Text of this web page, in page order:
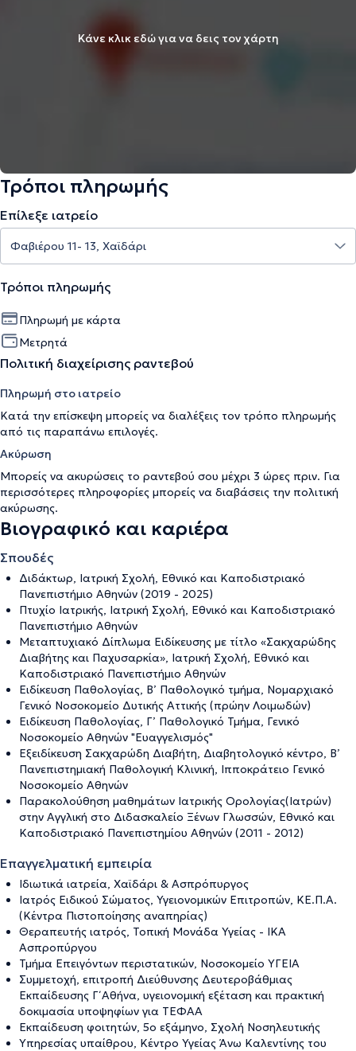
Κάνε κλικ εδώ για να δεις τον χάρτη
Τρόποι πληρωμής
Επίλεξε ιατρείο
Τρόποι πληρωμής
Πληρωμή με κάρτα
Μετρητά
Πολιτική διαχείρισης ραντεβού
Πληρωμή στο ιατρείο
Κατά την επίσκεψη μπορείς να διαλέξεις τον τρόπο πληρωμής
από τις παραπάνω επιλογές.
Ακύρωση
Μπορείς να ακυρώσεις το ραντεβού σου μέχρι 3 ώρες πριν. Για
περισσότερες πληροφορίες μπορείς να διαβάσεις την πολιτική
ακύρωσης.
Βιογραφικό και καριέρα
Σπουδές
Διδάκτωρ, Ιατρική Σχολή, Εθνικό και Καποδιστριακό
Πανεπιστήμιο Αθηνών (2019 - 2025)
Πτυχίο Ιατρικής, Ιατρική Σχολή, Εθνικό και Καποδιστριακό
Πανεπιστήμιο Αθηνών
Μεταπτυχιακό Δίπλωμα Ειδίκευσης με τίτλο «Σακχαρώδης
Διαβήτης και Παχυσαρκία», Ιατρική Σχολή, Εθνικό και
Καποδιστριακό Πανεπιστήμιο Αθηνών
Ειδίκευση Παθολογίας, Β’ Παθολογικό τμήμα, Νομαρχιακό
Γενικό Νοσοκομείο Δυτικής Αττικής (πρώην Λοιμωδών)
Ειδίκευση Παθολογίας, Γ’ Παθολογικό Τμήμα, Γενικό
Νοσοκομείο Αθηνών "Ευαγγελισμός"
Εξειδίκευση Σακχαρώδη Διαβήτη, Διαβητολογικό κέντρο, Β’
Πανεπιστημιακή Παθολογική Κλινική, Ιπποκράτειο Γενικό
Νοσοκομείο Αθηνών
Παρακολούθηση μαθημάτων Ιατρικής Ορολογίας(Ιατρών)
στην Αγγλική στο Διδασκαλείο Ξένων Γλωσσών, Εθνικό και
Καποδιστριακό Πανεπιστημίου Αθηνών (2011 - 2012)
Επαγγελματική εμπειρία
Ιδιωτικά ιατρεία, Χαϊδάρι & Ασπρόπυργος
Ιατρός Ειδικού Σώματος, Υγειονομικών Επιτροπών, ΚΕ.Π.Α.
(Κέντρα Πιστοποίησης αναπηρίας)
Θεραπευτής ιατρός, Τοπική Μονάδα Υγείας - ΙΚΑ
Ασπροπύργου
Τμήμα Επειγόντων περιστατικών, Νοσοκομείο ΥΓΕΙΑ
Συμμετοχή, επιτροπή Διεύθυνσης Δευτεροβάθμιας
Εκπαίδευσης Γ΄ Αθήνα, υγειονομική εξέταση και πρακτική
δοκιμασία υποψηφίων για ΤΕΦΑΑ
Εκπαίδευση φοιτητών, 5ο εξάμηνο, Σχολή Νοσηλευτικής
Υπηρεσίας υπαίθρου, Κέντρο Υγείας Άνω Καλεντίνης του